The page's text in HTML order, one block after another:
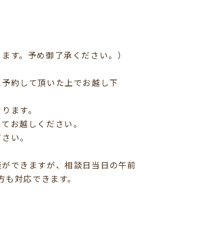
予め御了承ください。）
約して頂いた上でお越し下
す。
越しください。
い。
ますが、相談日当日の午前
応できます。